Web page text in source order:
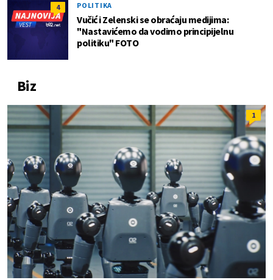
4 POLITIKA
Vučić i Zelenski se obraćaju medijima:
"Nastavićemo da vodimo principijelnu
politiku" FOTO
Biz
1